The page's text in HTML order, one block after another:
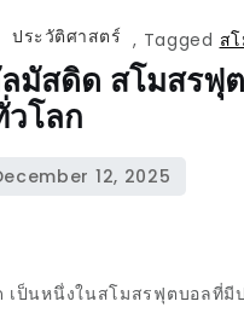
,
ประวัติศาสตร์ Tagged ส
ลมัสดิด สโมสร
วโลก
เป็นหนึ่งในสโมสรฟุตบอลที่